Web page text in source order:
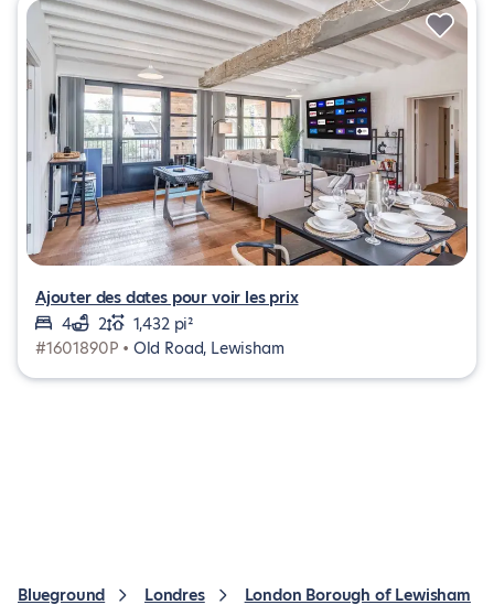
Ajouter des dates pour voir les prix
4
2
1,432 pi²
#1601890P • Old Road, Lewisham
Blueground Londres London Borough of Lewisham